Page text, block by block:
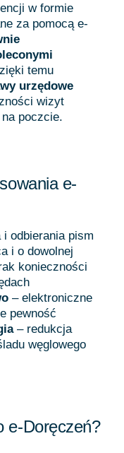
w formie
za pomocą e-
temu
urzędowe
wizyt
poczcie.
e-
i odbierania pism
i o dowolnej
konieczności
– elektroniczne
pewność
– redukcja
węglowego
e-Doręczeń?